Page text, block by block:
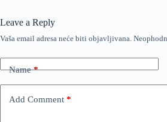
Leave a Reply
Vaša email adresa neće biti objavljivana.
Name*
Add Comment *